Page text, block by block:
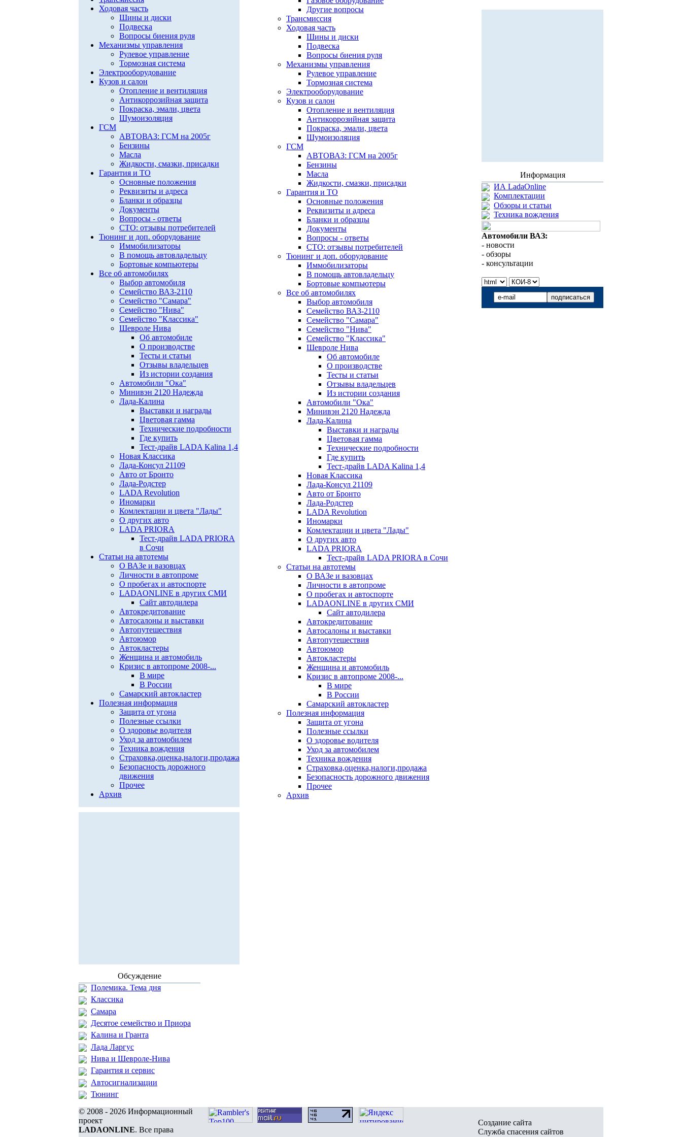
Ходовая часть
Шины и диски
Подвеска
Вопросы биения руля
Механизмы управления
Рулевое управление
Тормозная система
Электрооборудование
Кузов и салон
Отопление и вентиляция
Антикоррозийная защита
Покраска, эмали, цвета
Шумоизоляция
ГСМ
АВТОВАЗ: ГСМ на 2005г
Бензины
Масла
Жидкости, смазки, присадки
Гарантия и ТО
Основные положения
Реквизиты и адреса
Бланки и образцы
Документы
Вопросы - ответы
СТО: отзывы потребителей
Тюнинг и доп. оборудование
Иммобилизаторы
В помощь автовладельцу
Бортовые компьютеры
Все об автомобилях
Выбор автомобиля
Семейство ВАЗ-2110
Семейство "Самара"
Семейство "Нива"
Семейство "Классика"
Шевроле Нива
Об автомобиле
О производстве
Тесты и статьи
Отзывы владельцев
Из истории создания
Автомобили "Ока"
Минивэн 2120 Надежда
Лада-Калина
Выставки и награды
Цветовая гамма
Технические подробности
Где купить
Тест-драйв LADA Kalina 1,4
Новая Классика
Лада-Консул 21109
Авто от Бронто
Лада-Родстер
LADA Revolution
Иномарки
Комлектации и цвета "Лады"
О других авто
LADA PRIORA
Тест-драйв LADA PRIORA
в Сочи
Статьи на автотемы
О ВАЗе и вазовцах
Личности в автопроме
О пробегах и автоспорте
LADAONLINE в других СМИ
Сайт автодилера
Автокредитование
Автосалоны и выставки
Автопутешествия
Автоюмор
Автокластеры
Женщина и автомобиль
Кризис в автопроме 2008-...
В мире
В России
Самарский автокластер
Полезная информация
Защита от угона
Полезные ссылки
О здоровье водителя
Уход за автомобилем
Техника вождения
Страховка,оценка,налоги,продажа
Безопасность дорожного
движения
Прочее
Архив
Обсуждение
Полемика. Тема дня
Классика
Самара
Десятое семейство и Приора
Калина и Гранта
Лада Ларгус
Нива и Шевроле-Нива
Гарантия и сервис
Автосигнализации
Тюнинг
Другие вопросы
Трансмиссия
Ходовая часть
Шины и диски
Подвеска
Вопросы биения руля
Механизмы управления
Рулевое управление
Тормозная система
Электрооборудование
Кузов и салон
Отопление и вентиляция
Антикоррозийная защита
Покраска, эмали, цвета
Шумоизоляция
ГСМ
АВТОВАЗ: ГСМ на 2005г
Бензины
Масла
Жидкости, смазки, присадки
Гарантия и ТО
Основные положения
Реквизиты и адреса
Бланки и образцы
Документы
Вопросы - ответы
СТО: отзывы потребителей
Тюнинг и доп. оборудование
Иммобилизаторы
В помощь автовладельцу
Бортовые компьютеры
Все об автомобилях
Выбор автомобиля
Семейство ВАЗ-2110
Семейство "Самара"
Семейство "Нива"
Семейство "Классика"
Шевроле Нива
Об автомобиле
О производстве
Тесты и статьи
Отзывы владельцев
Из истории создания
Автомобили "Ока"
Минивэн 2120 Надежда
Лада-Калина
Выставки и награды
Цветовая гамма
Технические подробности
Где купить
Тест-драйв LADA Kalina 1,4
Новая Классика
Лада-Консул 21109
Авто от Бронто
Лада-Родстер
LADA Revolution
Иномарки
Комлектации и цвета "Лады"
О других авто
LADA PRIORA
Тест-драйв LADA PRIORA в Сочи
Статьи на автотемы
О ВАЗе и вазовцах
Личности в автопроме
О пробегах и автоспорте
LADAONLINE в других СМИ
Сайт автодилера
Автокредитование
Автосалоны и выставки
Автопутешествия
Автоюмор
Автокластеры
Женщина и автомобиль
Кризис в автопроме 2008-...
В мире
В России
Самарский автокластер
Полезная информация
Защита от угона
Полезные ссылки
О здоровье водителя
Уход за автомобилем
Техника вождения
Страховка,оценка,налоги,продажа
Безопасность дорожного движения
Прочее
Архив
Информация
ИА LadaOnline
Комплектации
Обзоры и статьи
Техника вождения
Автомобили ВАЗ:
- новости
- обзоры
- консультации
© 2008 - 2026 Информационный
проект
LADAONLINE. Все права
Создание сайта
Служба спасения сайтов